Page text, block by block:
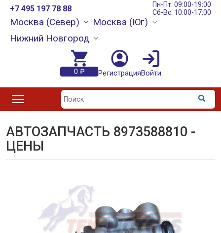
+7 495 197 78 88
Пн-Пт: 09:00-19:00
Сб-Вс: 10:00-17:00
Москва (Север)
Москва (Юг)
Нижний Новгород
0 ₽ РегистрацияВойти
АВТОЗАПЧАСТЬ 8973588810 -
ЦЕНЫ